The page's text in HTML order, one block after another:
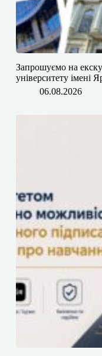
​​Запрошуємо на
університету імені
06.08.2026